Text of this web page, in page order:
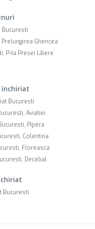
Bucuresti
Ghencea
P-ta Presei Libere
închiriat
Bucuresti
Aviatiei
Pipera
Colentina
Floreasca
Decebal
Bucuresti